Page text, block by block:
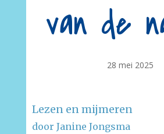
van de
28 mei 2025
Lezen en mijmeren
door Janine Jongsma